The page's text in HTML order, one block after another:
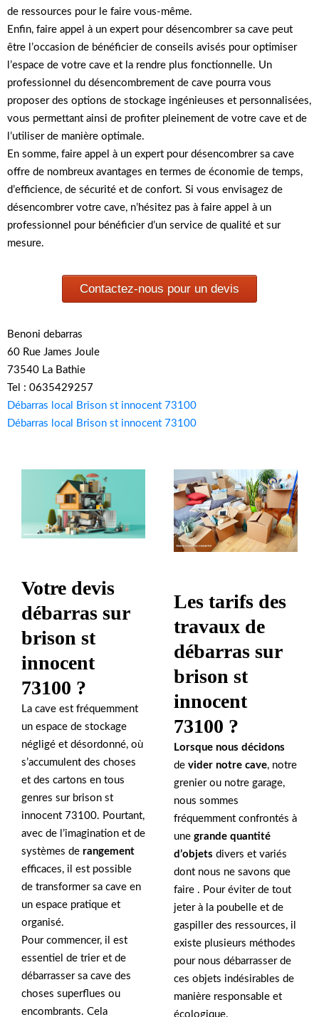
de ressources pour le faire vous-même.
Enfin, faire appel à un expert pour désencombrer sa cave peut
être l’occasion de bénéficier de conseils avisés pour optimiser
l’espace de votre cave et la rendre plus fonctionnelle. Un
professionnel du désencombrement de cave pourra vous
proposer des options de stockage ingénieuses et personnalisées,
vous permettant ainsi de profiter pleinement de votre cave et de
l’utiliser de manière optimale.
En somme, faire appel à un expert pour désencombrer sa cave
offre de nombreux avantages en termes de économie de temps,
d’efficience, de sécurité et de confort. Si vous envisagez de
désencombrer votre cave, n’hésitez pas à faire appel à un
professionnel pour bénéficier d’un service de qualité et sur
mesure.
Contactez-nous pour un devis
Benoni debarras
60 Rue James Joule
73540 La Bathie
Tel : 0635429257
Débarras local Brison st innocent 73100
Débarras local Brison st innocent 73100
Votre devis
débarras sur
brison st
innocent
73100 ?
La cave est fréquemment
un espace de stockage
négligé et désordonné, où
s’accumulent des choses
et des cartons en tous
genres sur brison st
innocent 73100. Pourtant,
avec de l’imagination et de
systèmes de rangement
efficaces, il est possible
de transformer sa cave en
un espace pratique et
organisé.
Pour commencer, il est
essentiel de trier et de
débarrasser sa cave des
choses superflues ou
encombrants. Cela
Les tarifs des
travaux de
débarras sur
brison st
innocent
73100 ?
Lorsque nous décidons
de vider notre cave, notre
grenier ou notre garage,
nous sommes
fréquemment confrontés à
une grande quantité
d’objets divers et variés
dont nous ne savons que
faire . Pour éviter de tout
jeter à la poubelle et de
gaspiller des ressources, il
existe plusieurs méthodes
pour nous débarrasser de
ces objets indésirables de
manière responsable et
écologique.